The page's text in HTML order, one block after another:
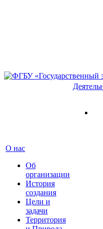
О нас
Об
организации
История
создания
Цели и
задачи
Территория